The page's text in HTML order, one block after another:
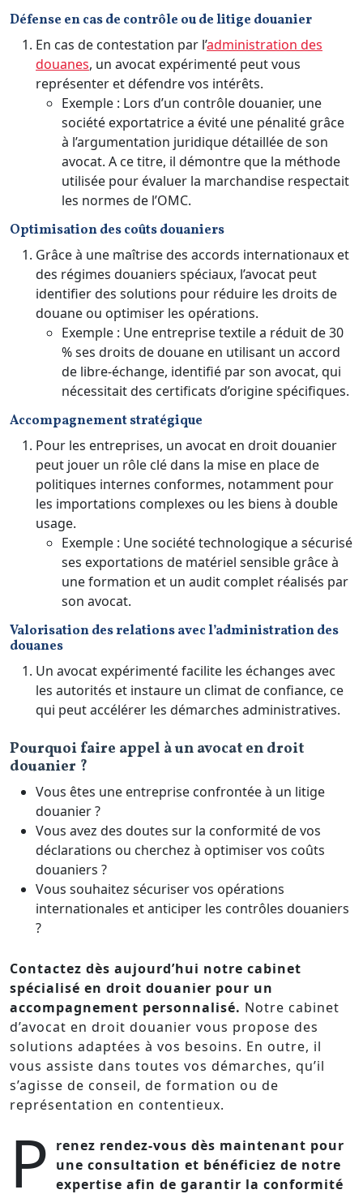
Défense en cas de contrôle ou de litige douanier
En cas de contestation par l’administration des
douanes, un avocat expérimenté peut vous
représenter et défendre vos intérêts.
Exemple : Lors d’un contrôle douanier, une
société exportatrice a évité une pénalité grâce
à l’argumentation juridique détaillée de son
avocat. A ce titre, il démontre que la méthode
utilisée pour évaluer la marchandise respectait
les normes de l’OMC.
Optimisation des coûts douaniers
Grâce à une maîtrise des accords internationaux et
des régimes douaniers spéciaux, l’avocat peut
identifier des solutions pour réduire les droits de
douane ou optimiser les opérations.
Exemple : Une entreprise textile a réduit de 30
% ses droits de douane en utilisant un accord
de libre-échange, identifié par son avocat, qui
nécessitait des certificats d’origine spécifiques.
Accompagnement stratégique
Pour les entreprises, un avocat en droit douanier
peut jouer un rôle clé dans la mise en place de
politiques internes conformes, notamment pour
les importations complexes ou les biens à double
usage.
Exemple : Une société technologique a sécurisé
ses exportations de matériel sensible grâce à
une formation et un audit complet réalisés par
son avocat.
Valorisation des relations avec l’administration des
douanes
Un avocat expérimenté facilite les échanges avec
les autorités et instaure un climat de confiance, ce
qui peut accélérer les démarches administratives.
Pourquoi faire appel à un avocat en droit
douanier ?
Vous êtes une entreprise confrontée à un litige
douanier ?
Vous avez des doutes sur la conformité de vos
déclarations ou cherchez à optimiser vos coûts
douaniers ?
Vous souhaitez sécuriser vos opérations
internationales et anticiper les contrôles douaniers
?
Contactez dès aujourd’hui notre cabinet
spécialisé en droit douanier pour un
accompagnement personnalisé. Notre cabinet
d’avocat en droit douanier vous propose des
solutions adaptées à vos besoins. En outre, il
vous assiste dans toutes vos démarches, qu’il
s’agisse de conseil, de formation ou de
représentation en contentieux.
P renez rendez-vous dès maintenant pour
une consultation et bénéficiez de notre
expertise afin de garantir la conformité